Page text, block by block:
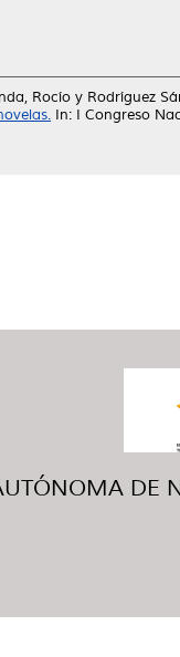
Rocío y Rodríguez
In: I Congreso
DE